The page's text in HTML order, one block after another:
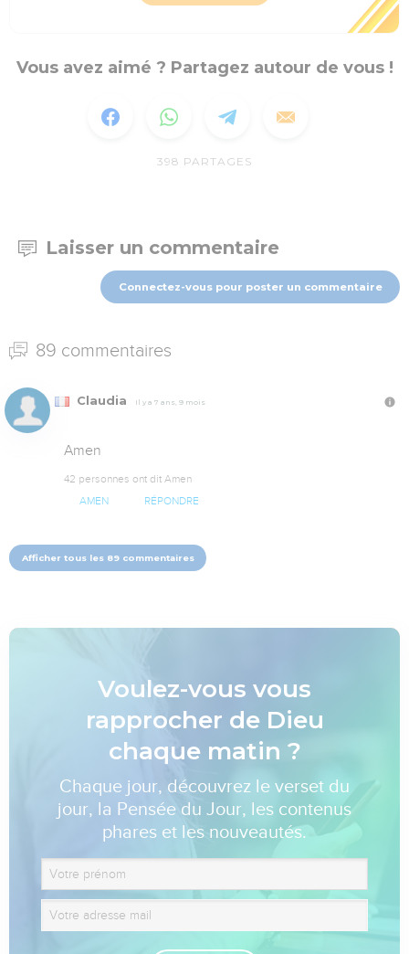
Vous avez aimé ? Partagez autour de vous !
398 PARTAGES
Laisser un commentaire
Connectez-vous pour poster un commentaire
89 commentaires
Claudia Il y a 7 ans, 9 mois
Amen
42 personnes ont dit Amen
AMEN RÉPONDRE
Afficher tous les 89 commentaires
Voulez-vous vous
rapprocher de Dieu
chaque matin ?
Chaque jour, découvrez le verset du
jour, la Pensée du Jour, les contenus
phares et les nouveautés.